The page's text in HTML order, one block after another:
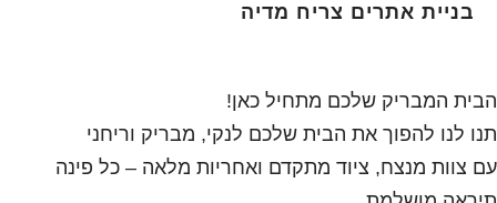
בניית אתרים צריח מדיה
הבית המבריק שלכם מתחיל כאן!
תנו לנו להפוך את הבית שלכם לנקי, מבריק וריחני
עם צוות מנצח, ציוד מתקדם ואחריות מלאה – כל פינה